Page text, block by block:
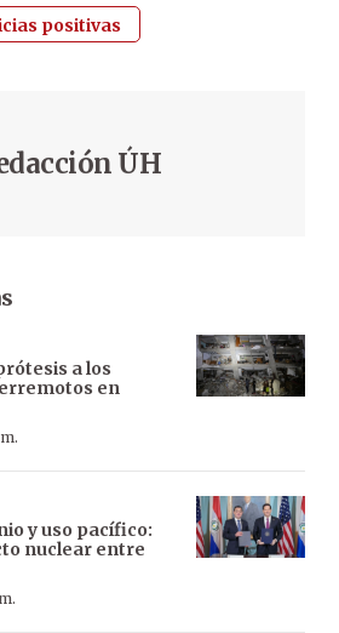
positivas
ÚH
a los
en
y uso pacífico:
nuclear entre